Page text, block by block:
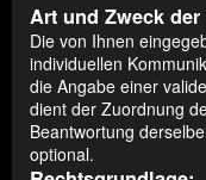
Art und Zweck der
Die von Ihnen
individuellen
die Angabe einer
dient der Zuordnung
Beantwortung
optional.